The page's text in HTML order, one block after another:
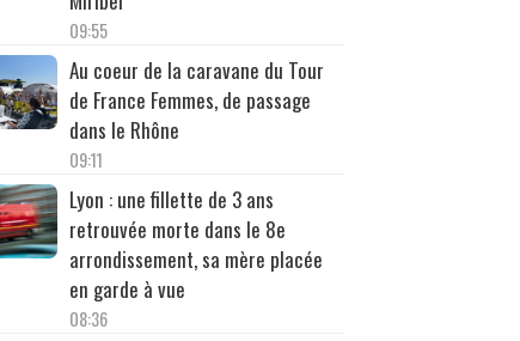
09:55
Au coeur de la caravane du Tour
de France Femmes, de passage
dans le Rhône
09:11
Lyon : une fillette de 3 ans
retrouvée morte dans le 8e
arrondissement, sa mère placée
en garde à vue
08:36